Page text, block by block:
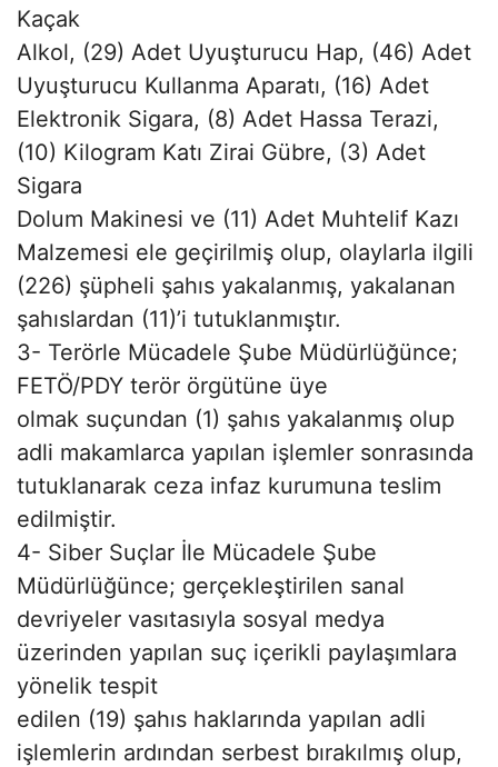
Kaçak
Alkol, (29) Adet Uyuşturucu Hap, (46) Adet
Uyuşturucu Kullanma Aparatı, (16) Adet
Elektronik Sigara, (8) Adet Hassa Terazi,
(10) Kilogram Katı Zirai Gübre, (3) Adet
Sigara
Dolum Makinesi ve (11) Adet Muhtelif Kazı
Malzemesi ele geçirilmiş olup, olaylarla ilgili
(226) şüpheli şahıs yakalanmış, yakalanan
şahıslardan (11)’i tutuklanmıştır.
3- Terörle Mücadele Şube Müdürlüğünce;
FETÖ/PDY terör örgütüne üye
olmak suçundan (1) şahıs yakalanmış olup
adli makamlarca yapılan işlemler sonrasında
tutuklanarak ceza infaz kurumuna teslim
edilmiştir.
4- Siber Suçlar İle Mücadele Şube
Müdürlüğünce; gerçekleştirilen sanal
devriyeler vasıtasıyla sosyal medya
üzerinden yapılan suç içerikli paylaşımlara
yönelik tespit
edilen (19) şahıs haklarında yapılan adli
işlemlerin ardından serbest bırakılmış olup,